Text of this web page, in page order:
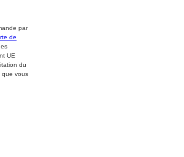
par
de
UE
du
que vous